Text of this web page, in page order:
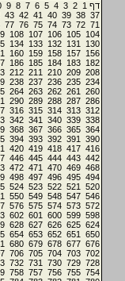
דף 1
2
3
4
5
6
7
8
9
37
38
39
40
41
42
43
71
72
73
74
75
76
77
104
105
106
107
108
130
131
132
133
134
156
157
158
159
160
182
183
184
185
186
208
209
210
211
212
234
235
236
237
238
260
261
262
263
264
286
287
288
289
290
312
313
314
315
316
338
339
340
341
342
364
365
366
367
368
390
391
392
393
394
416
417
418
419
420
442
443
444
445
446
468
469
470
471
472
494
495
496
497
498
520
521
522
523
524
546
547
548
549
550
572
573
574
575
576
598
599
600
601
602
624
625
626
627
628
650
651
652
653
654
676
677
678
679
680
702
703
704
705
706
728
729
730
731
732
754
755
756
757
758